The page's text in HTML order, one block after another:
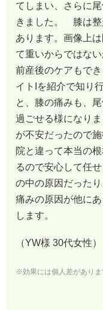
てしまい、さらに
きました。 膝は整
あります。画像上
て重いからではな
前産後のケアもで
イトIを紹介で知り
と、膝の痛みも、
過ごせる様になり
が不安だったので
院と違って本当の
るので安心して任
の中の原因だった
痛みの原因が他に
します。
（YW様 30代女性）
※効果には個人差がありま